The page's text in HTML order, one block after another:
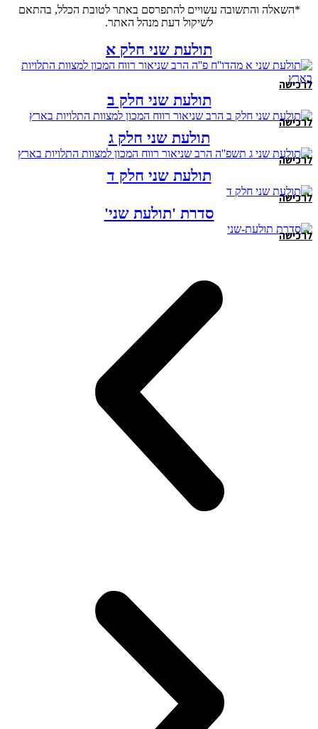
*השאלה והתשובה עשויים להתפרסם באתר לטובת הכלל, בהתאם
לשיקול דעת מנהל האתר.
תולעת שני חלק א
לרכישה
תולעת שני חלק ב
לרכישה
תולעת שני חלק ג
לרכישה
תולעת שני חלק ד
לרכישה
סדרת 'תולעת שני'
לרכישה